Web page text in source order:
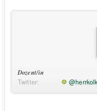
Dozent/in
Twitter: